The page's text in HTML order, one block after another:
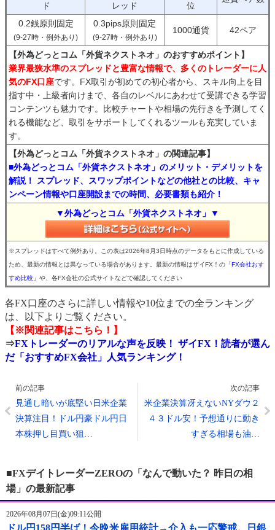
ド
レッド
位
0.2銭原則固定
(9-27時・例外あり)
0.3pips原則固定
(9-27時・例外あり)
1000通貨 42ペア
【外為どっとコム「外貨ネクストネオ」のおすすめポイント】
業界最狭水準のスプレッドと豊富な情報で、多くのトレーダーに人
気のFX口座です。FX取引が初めての初心者から、スキル向上を目
指す中・上級者向けまで、各自のレベルにあわせて受講できる学習
コンテンツも魅力です。比較チャートや相場の先行きを予測してく
れる機能など、取引をサポートしてくれるツールも充実していま
す。
【外為どっとコム「外貨ネクストネオ」の関連記事】
■外為どっとコム「外貨ネクストネオ」のメリット・デメリットを
解説！ スプレッド、スワップポイントなどの他社との比較、キャ
ンペーン情報や口座開設までの時間、必要書類も紹介！
▼外為どっとコム「外貨ネクストネオ」▼
※スプレッドはすべて例外あり。この表は2026年8月3日時点のデータをもとに作成している
ため、最新の情報とは異なっている場合があります。最新の情報はザイFX！の 「FX会社おす
すめ比較」 や、各FX会社の公式サイトなどで確認してください
各FX口座のさらに詳しい情報や10位までの全ランキング
は、以下よりご覧ください。
【※関連記事はこちら！】
⇒FXトレーダーのリアルな声を反映！ ザイFX！読者が選ん
だ「おすすめFX会社」人気ランキング！
前の記事
見通し暗いが底堅い日米企業
決算注目！ドル円豪ドル円日
本株押し目買い狙…
次の記事
米企業決算冴えないNYダウ２
４３ドル安！予想通りに動き
すぎる相場も油…
■FXデイトレーダーZEROの「なんで動いた？ 昨日の相
場」の最新記事
2026年08月07日(金)09:11公開
ドル円158円半ば！今晩米雇用統計→介入も一応警戒。日銀